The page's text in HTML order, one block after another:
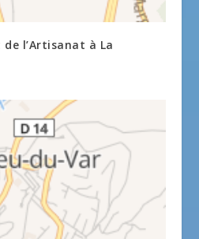
de l’Artisanat à La